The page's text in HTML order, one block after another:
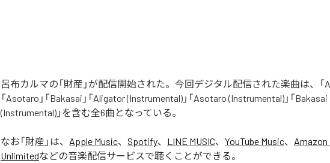
呂布カルマの「財産」が配信開始された。今回デジタル配信された楽曲は、「
「Asotaro」「Bakasai」「Aligator (Instrumental)」「Asotaro (Instrumental)」「Bakasai
(Instrumental)」を含む全6曲となっている。
なお「財産 」は、 Apple Music、 Spotify、 LINE MUSIC、 YouTube Music、 Amazon
Unlimitedなどの音楽配信サービスで聴くことができる。